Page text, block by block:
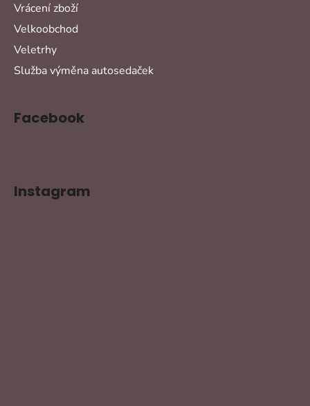
Vrácení zboží
Velkoobchod
Veletrhy
Služba výměna autosedaček
Facebook
Instagram